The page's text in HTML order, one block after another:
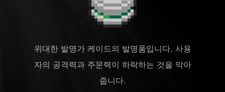
위대한 발명가 케이드의 발명품입니다. 사용
자의 공격력과 주문력이 하락하는 것을 막아
줍니다.